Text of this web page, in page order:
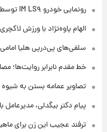
رونمایی خودرو IM LS۹ توسط نیکا موتور ، لوکس ترین شاسی بلند EREV در ایران
الهام پاوه‌نژاد با ورزش
سلفی‌های پی‌درپی هلیا
خط مقدم نابرابر روایت‌ها؛
تصاویر عمامه بستن به
پیام دکتر بیگدلی، مدیرعامل
ترفند عجیب این زن برای